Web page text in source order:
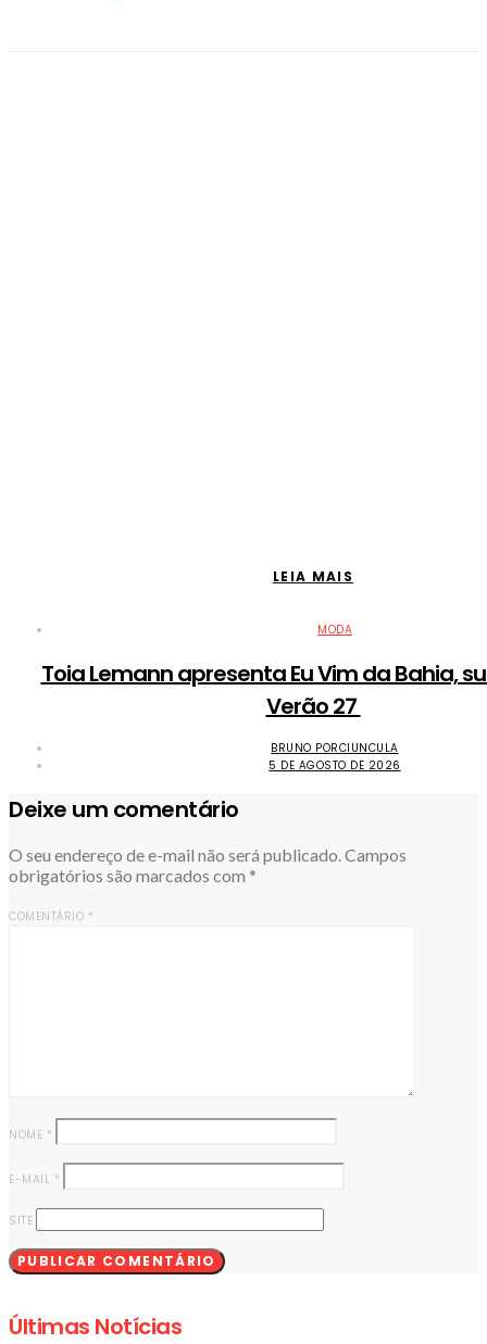
LEIA MAIS
MODA
Toia Lemann apresenta Eu Vim da Bahia,
Verão 27
BRUNO PORCIUNCULA
5 DE AGOSTO DE 2026
Deixe um comentário
O seu endereço de e-mail não será publicado. Campos
obrigatórios são marcados com *
COMENTÁRIO *
NOME *
E-MAIL *
SITE
Últimas Notícias